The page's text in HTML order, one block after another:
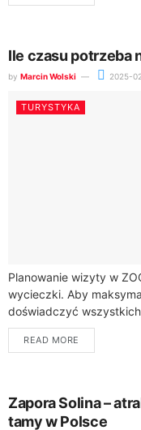
Ile czasu potrzeba
by Marcin Wolski 2025-
TURYSTYKA
Planowanie wizyty w
wycieczki. Aby
doświadczyć
przeznaczenie od 2 do 3
READ MORE
Zapora Solina –
tamy w Polsce